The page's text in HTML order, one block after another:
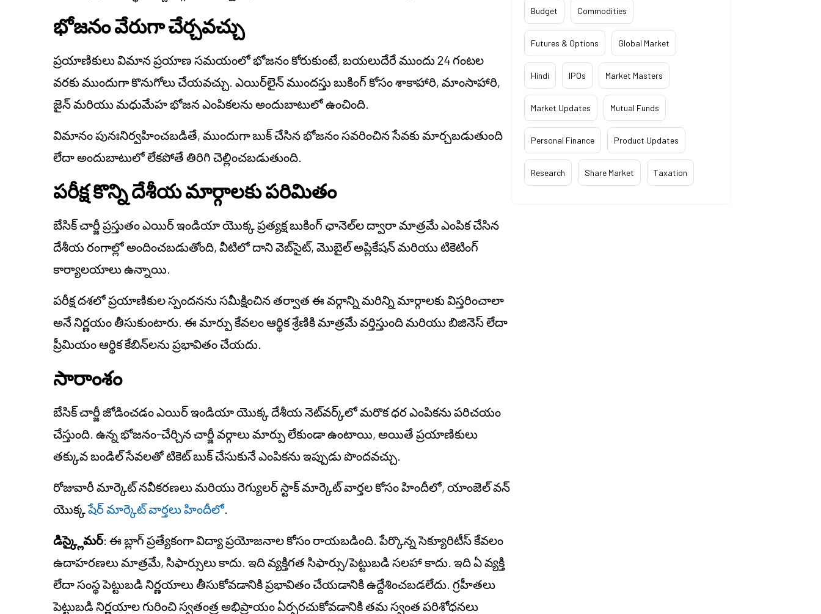
భోజనం వేరుగా చేర్చవచ్చు
ప్రయాణికులు విమాన ప్రయాణ సమయంలో భోజనం కోరుకుంటే, బయలుదేరే ముందు 24 గంటల
వరకు ముందుగా కొనుగోలు చేయవచ్చు. ఎయిర్‌లైన్ ముందస్తు బుకింగ్ కోసం శాకాహారి, మాంసాహారి,
జైన్ మరియు మధుమేహ భోజన ఎంపికలను అందుబాటులో ఉంచింది.
విమానం పునఃనిర్వహించబడితే, ముందుగా బుక్ చేసిన భోజనం సవరించిన సేవకు మార్చబడుతుంది
లేదా అందుబాటులో లేకపోతే తిరిగి చెల్లించబడుతుంది.
పరీక్ష కొన్ని దేశీయ మార్గాలకు పరిమితం
బేసిక్ చార్జీ ప్రస్తుతం ఎయిర్ ఇండియా యొక్క ప్రత్యక్ష బుకింగ్ ఛానెల్‌ల ద్వారా మాత్రమే ఎంపిక చేసిన
దేశీయ రంగాల్లో అందించబడుతోంది, వీటిలో దాని వెబ్‌సైట్, మొబైల్ అప్లికేషన్ మరియు టికెటింగ్
కార్యాలయాలు ఉన్నాయి.
పరీక్ష దశలో ప్రయాణికుల స్పందనను సమీక్షించిన తర్వాత ఈ వర్గాన్ని మరిన్ని మార్గాలకు విస్తరించాలా
అనే నిర్ణయం తీసుకుంటారు. ఈ మార్పు కేవలం ఆర్థిక శ్రేణికి మాత్రమే వర్తిస్తుంది మరియు బిజినెస్ లేదా
ప్రీమియం ఆర్థిక కేబిన్‌లను ప్రభావితం చేయదు.
సారాంశం
బేసిక్ చార్జీ జోడించడం ఎయిర్ ఇండియా యొక్క దేశీయ నెట్‌వర్క్‌లో మరొక ధర ఎంపికను పరిచయం
చేస్తుంది. ఉన్న భోజనం-చేర్చిన చార్జీ వర్గాలు మార్పు లేకుండా ఉంటాయి, అయితే ప్రయాణికులు
తక్కువ బండిల్ సేవలతో టికెట్ బుక్ చేసుకునే ఎంపికను ఇప్పుడు పొందవచ్చు.
రోజువారీ మార్కెట్ నవీకరణలు మరియు రెగ్యులర్ స్టాక్ మార్కెట్ వార్తల కోసం హిందీలో, యాంజెల్ వన్
యొక్కషేర్ మార్కెట్ వార్తలు హిందీలో.
డిస్క్లైమర్: ఈ బ్లాగ్ ప్రత్యేకంగా విద్యా ప్రయోజనాల కోసం రాయబడింది. పేర్కొన్న సెక్యూరిటీస్ కేవలం
ఉదాహరణలు మాత్రమే, సిఫార్సులు కాదు. ఇది వ్యక్తిగత సిఫార్సు/పెట్టుబడి సలహా కాదు. ఇది ఏ వ్యక్తి
లేదా సంస్థ పెట్టుబడి నిర్ణయాలు తీసుకోవడానికి ప్రభావితం చేయడానికి ఉద్దేశించబడలేదు. గ్రహీతలు
పెట్టుబడి నిర్ణయాల గురించి స్వతంత్ర అభిప్రాయం ఏర్పరచుకోవడానికి తమ స్వంత పరిశోధనలు
Budget Commodities
Futures & Options Global Market
Hindi IPOs Market Masters
Market Updates Mutual Funds
Personal Finance Product Updates
Research Share Market Taxation